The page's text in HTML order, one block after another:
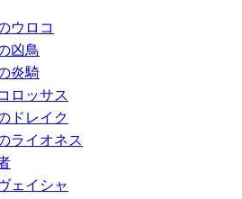
ウロコ
凶鳥
炎騎
ロッサス
ドレイク
ライオネス
ェイシャ